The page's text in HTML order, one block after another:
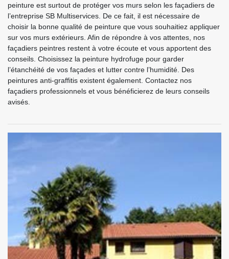
peinture est surtout de protéger vos murs selon les façadiers de
l’entreprise SB Multiservices. De ce fait, il est nécessaire de
choisir la bonne qualité de peinture que vous souhaitiez appliquer
sur vos murs extérieurs. Afin de répondre à vos attentes, nos
façadiers peintres restent à votre écoute et vous apportent des
conseils. Choisissez la peinture hydrofuge pour garder
l’étanchéité de vos façades et lutter contre l’humidité. Des
peintures anti-graffitis existent également. Contactez nos
façadiers professionnels et vous bénéficierez de leurs conseils
avisés.